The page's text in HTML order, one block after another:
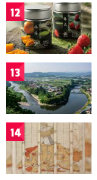
12
13
14